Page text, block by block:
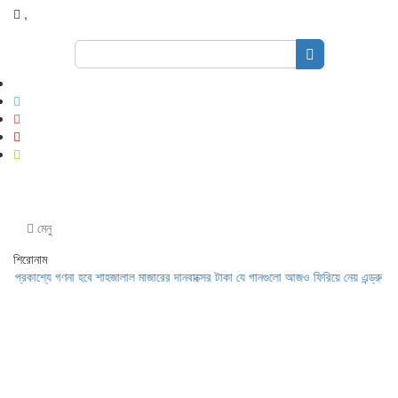
,
Search
মেনু
শিরোনাম
গণনা হবে শাহজালাল মাজারের দানবাক্সের টাকাযে গানগুলো আজও ফিরিয়ে নেয় এন্ড্রু